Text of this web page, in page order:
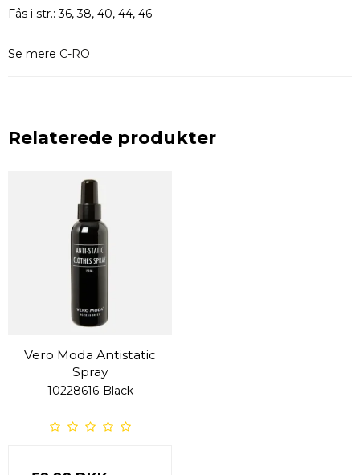
Fås i str.: 36, 38, 40, 44, 46
Se mere C-RO
Relaterede produkter
Vero Moda Antistatic
Spray
10228616-Black